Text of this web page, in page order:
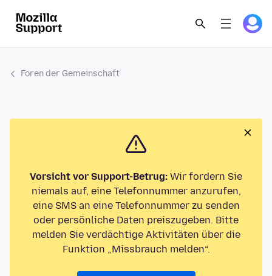
Foren der Gemeinschaft
Vorsicht vor Support-Betrug: Wir fordern Sie
niemals auf, eine Telefonnummer anzurufen,
eine SMS an eine Telefonnummer zu senden
oder persönliche Daten preiszugeben. Bitte
melden Sie verdächtige Aktivitäten über die
Funktion „Missbrauch melden“.